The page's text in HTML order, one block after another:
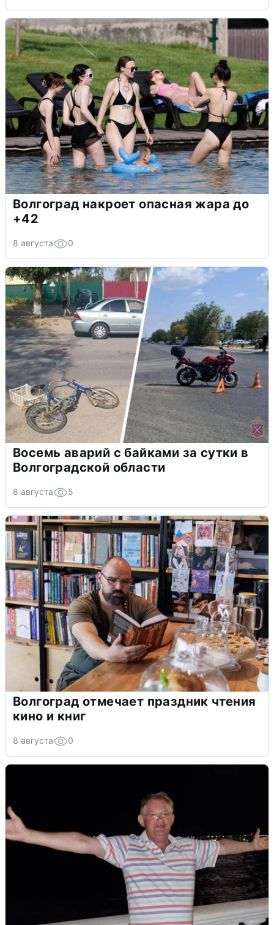
Волгоград накроет опасная жара до
+42
8 августа 0
Восемь аварий с байками за сутки в
Волгоградской области
8 августа 5
Волгоград отмечает праздник чтения
кино и книг
8 августа 0